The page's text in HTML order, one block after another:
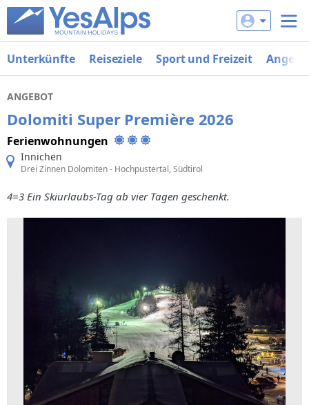
Unterkünfte Reiseziele Sport und Freizeit
ANGEBOT
Dolomiti Super Première 2026
Ferienwohnungen
Innichen
Drei Zinnen Dolomiten - Hochpustertal, Südtirol
4=3 Ein Skiurlaubs-Tag ab vier Tagen geschenkt.